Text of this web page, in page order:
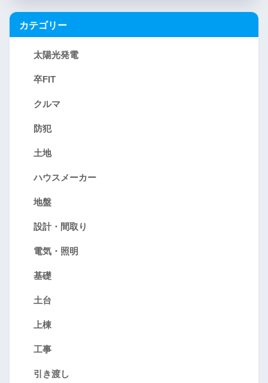
カテゴリー
太陽光発電
卒FIT
クルマ
防犯
土地
ハウスメーカー
地盤
設計・間取り
電気・照明
基礎
土台
上棟
工事
引き渡し